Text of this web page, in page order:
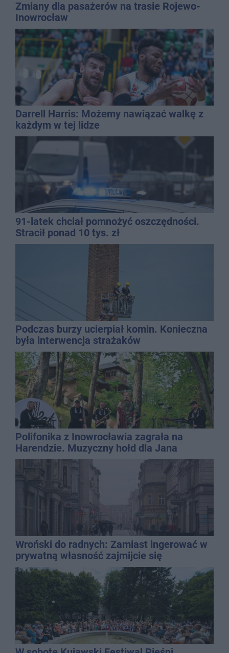
Zmiany dla pasażerów na trasie Rojewo-
Inowrocław
Darrell Harris: Możemy nawiązać walkę z
każdym w tej lidze
91-latek chciał pomnożyć oszczędności.
Stracił ponad 10 tys. zł
Podczas burzy ucierpiał komin. Konieczna
była interwencja strażaków
Polifonika z Inowrocławia zagrała na
Harendzie. Muzyczny hołd dla Jana
Kasprowicza
Wroński do radnych: Zamiast ingerować w
prywatną własność zajmijcie się
gospodarką